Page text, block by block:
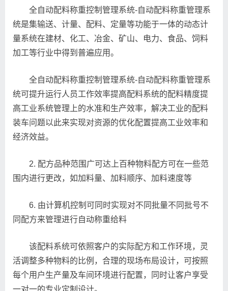
全自动配料称重控制管理系统-自动配料称重管理系
统是集输送、计量、配料、定量等功能于一体的动态计
量系统在建材、化工、冶金、矿山、电力、食品、饲料
加工等行业中得到普遍应用。
全自动配料称重控制管理系统-自动配料称重管理系
统可提升运行人员工作效率提高配料系统的配料精度提
高工业系统管理上的水准和生产效率，解决工业的配料
装车问题以此来实现对资源的优化配置提高工业效率和
经济效益。
2. 配方品种范围广可达上百种物料配方可在一些范
围内进行更改，如加料量、加料顺序、加料速度等
6. 由计算机控制可同时实现对不同批量不同批号不
同配方来管理进行自动称重给料
该配料系统可依照客户的实际配方和工作环境，灵
活调整多种物料的比例，合理的现场布局设计，可按照
每个用户生产量及车间环境进行配置，同时让客户享受